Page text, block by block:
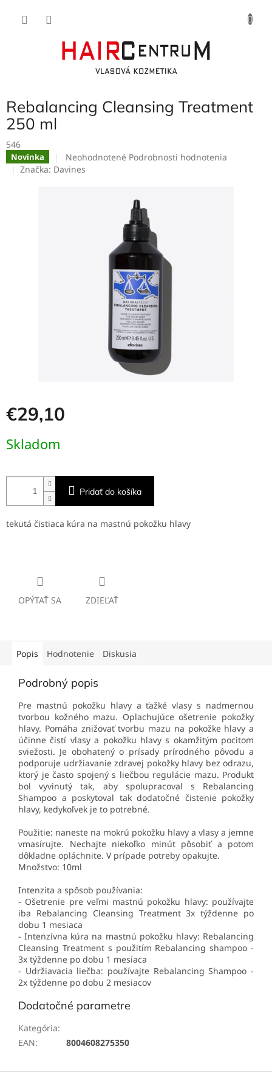
Rebalancing Cleansing Treatment
250 ml
546
Novinka
Priemerné
hodnotenie
Neohodnotené Podrobnosti hodnotenia
Značka: Davines
€29,10
cena:
Skladom
Pridať do košíka
tekutá čistiaca kúra na mastnú pokožku hlavy
OPÝTAŤ SA ZDIEĽAŤ
Popis Hodnotenie Diskusia
Podrobný popis
Pre mastnú pokožku hlavy a ťažké vlasy s nadmernou
tvorbou kožného mazu. Oplachujúce ošetrenie pokožky
hlavy. Pomáha znižovať tvorbu mazu na pokožke hlavy a
účinne čistí vlasy a pokožku hlavy s okamžitým pocitom
sviežosti. Je obohatený o prísady prírodného pôvodu a
podporuje udržiavanie zdravej pokožky hlavy bez odrazu,
ktorý je často spojený s liečbou regulácie mazu. Produkt
bol vyvinutý tak, aby spolupracoval s Rebalancing
Shampoo a poskytoval tak dodatočné čistenie pokožky
hlavy, kedykoľvek je to potrebné.
Použitie: naneste na mokrú pokožku hlavy a vlasy a jemne
vmasírujte. Nechajte niekoľko minút pôsobiť a potom
dôkladne opláchnite. V prípade potreby opakujte.
Množstvo: 10ml
Intenzita a spôsob používania:
- Ošetrenie pre veľmi mastnú pokožku hlavy: používajte
iba Rebalancing Cleansing Treatment 3x týždenne po
dobu 1 mesiaca
- Intenzívna kúra na mastnú pokožku hlavy: Rebalancing
Cleansing Treatment s použitím Rebalancing shampoo -
3x týždenne po dobu 1 mesiaca
- Udržiavacia liečba: používajte Rebalancing Shampoo -
2x týždenne po dobu 2 mesiacov
Dodatočné parametre
Kategória:
EAN: 8004608275350
Z